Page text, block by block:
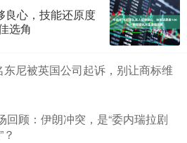
良心，技能还原度
选角
尼被英国公司起诉，别让商标维
回顾：伊朗冲突，是“委内瑞拉剧